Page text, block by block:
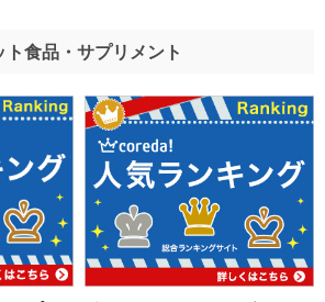
食品・サプリメント